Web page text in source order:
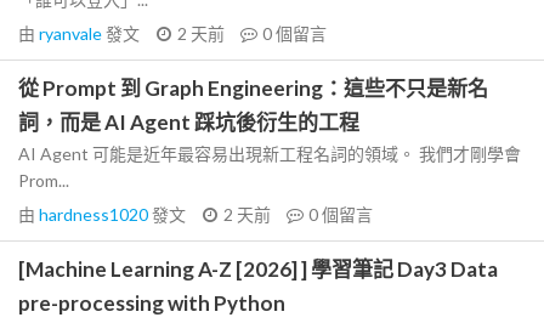
由 ryanvale發文 2 天前 0個留言
從 Prompt 到 Graph Engineering：這些不只是新名
詞，而是 AI Agent 踩坑後衍生的工程
AI Agent 可能是近年最容易出現新工程名詞的領域。 我們才剛學會
Prom...
由 hardness1020發文 2 天前 0個留言
[Machine Learning A-Z [2026] ] 學習筆記 Day3 Data
pre-processing with Python